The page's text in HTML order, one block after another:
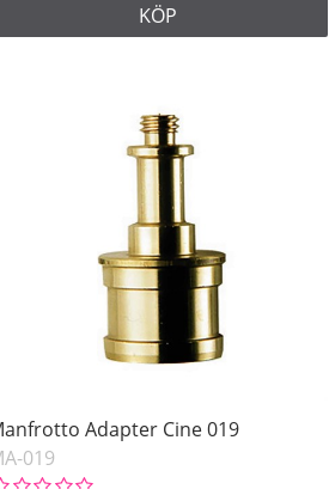
KÖP
Adapter Cine 019
019